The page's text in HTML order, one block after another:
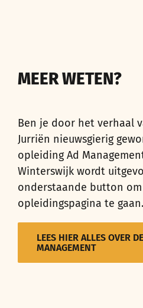
MEER WETEN?
Ben je door het verhaal
Jurriën nieuwsgierig
opleiding Ad
Winterswijk wordt
onderstaande button
opleidingspagina te gaan.
LEES HIER ALLES OVER
MANAGEMENT